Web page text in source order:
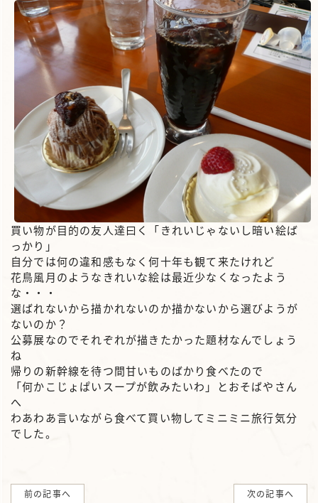
買い物が目的の友人達曰く「きれいじゃないし暗い絵ば
っかり」
自分では何の違和感もなく何十年も観て来たけれど
花鳥風月のようなきれいな絵は最近少なくなったよう
な・・・
選ばれないから描かれないのか描かないから選びようが
ないのか？
公募展なのでそれぞれが描きたかった題材なんでしょう
ね
帰りの新幹線を待つ間甘いものばかり食べたので
「何かこじょぱいスープが飲みたいわ」とおそばやさん
へ
わあわあ言いながら食べて買い物してミニミニ旅行気分
でした。
前の記事へ 次の記事へ